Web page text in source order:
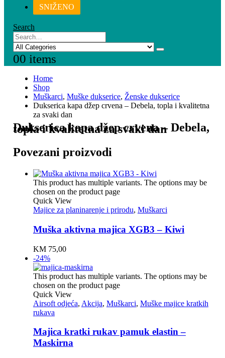
SNIŽENO
Search
00 items
Home
Shop
Muškarci, Muške dukserice, Ženske dukserice
Dukserica kapa džep crvena – Debela, topla i kvalitetna
za svaki dan
Dukserica kapa džep crvena – Debela,
topla i kvalitetna za svaki dan
Povezani proizvodi
This product has multiple variants. The options may be
chosen on the product page
Quick View
Majice za planinarenje i prirodu, Muškarci
Muška aktivna majica XGB3 – Kiwi
KM75,00
-24%
This product has multiple variants. The options may be
chosen on the product page
Quick View
Airsoft odjeća, Akcija, Muškarci, Muške majice kratkih
rukava
Majica kratki rukav pamuk elastin –
Maskirna